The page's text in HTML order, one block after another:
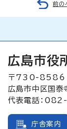
前の
広島市役
〒730-8586
広島市中区国
代表電話：
庁舎案内